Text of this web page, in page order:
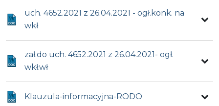
uch. 4652.2021 z 26.04.2021 - ogł.konk. na
wkł
zał.do uch. 4652.2021 z 26.04.2021- ogł.
wkł.wł
Klauzula-informacyjna-RODO